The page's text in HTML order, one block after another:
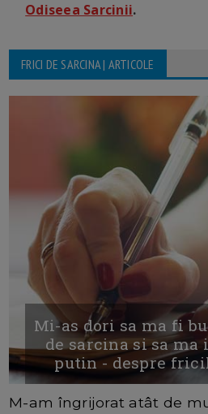
Odiseea Sarcinii.
FRICI DE SARCINA | ARTICOLE
Mi-as dori sa ma fi
de sarcina si sa
putin - despre
M-am îngrijorat atât de